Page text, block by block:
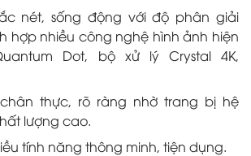
nét, sống động với độ phân giải
hợp nhiều công nghệ hình ảnh hiện
Dot, bộ xử lý Crystal 4K,
thực, rõ ràng nhờ trang bị hệ
lượng cao.
tính năng thông minh, tiện dụng.